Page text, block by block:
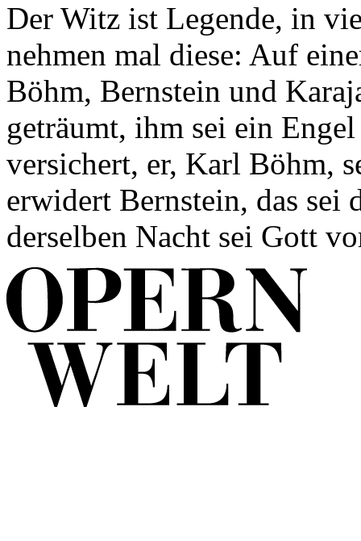
Der Witz ist Legende, in
nehmen mal diese: Auf
Böhm, Bernstein und
geträumt, ihm sei ein
versichert, er, Karl Böhm,
erwidert Bernstein, das sei
derselben Nacht sei Gott